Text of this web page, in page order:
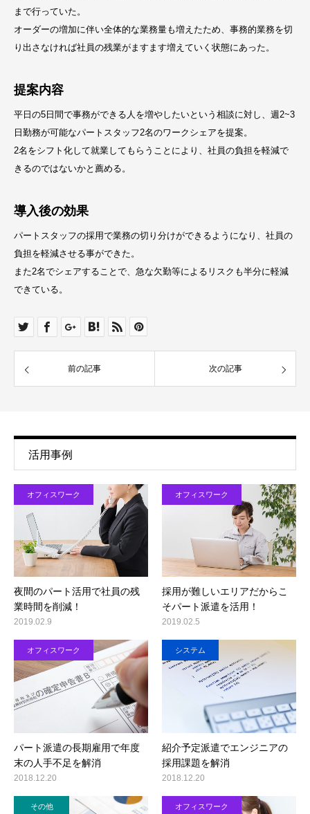
まで行っていた。
オーダーの増加に伴い全体的な業務量も増えたため、事務的業務を切
り出さなければ社員の残業がますます増えていく状態にあった。
提案内容
平日の5日間で事務ができる人を増やしたいという相談に対し、週2~3
日勤務が可能なパートスタッフ2名のワークシェアを提案。
2名をシフト化して就業してもらうことにより、社員の負担を軽減で
きるのではないかと薦める。
導入後の効果
パートスタッフの採用で業務の切り分けができるようになり、社員の
負担を軽減させる事ができた。
また2名でシェアすることで、急な欠勤等によるリスクも半分に軽減
できている。
前の記事 次の記事
活用事例
オフィスワーク
夜間のパート活用で社員の残
業時間を削減！
2019.02.9
オフィスワーク
採用が難しいエリアだからこ
そパート派遣を活用！
2019.02.5
オフィスワーク
パート派遣の長期雇用で年度
末の人手不足を解消
2018.12.20
システム
紹介予定派遣でエンジニアの
採用課題を解消
2018.12.20
その他 オフィスワーク